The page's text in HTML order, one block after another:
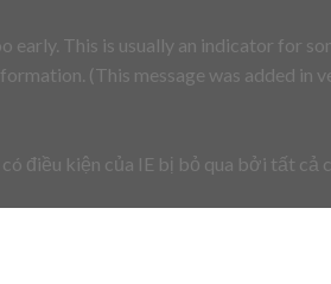
early. This is usually an indicator for
(This message was added in
điều kiện của IE bị bỏ qua bởi tất cả